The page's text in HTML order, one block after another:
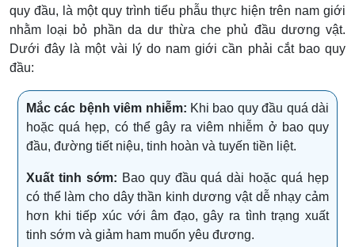
quy đầu, là một quy trình tiểu phẫu thực hiện trên nam giới
nhằm loại bỏ phần da dư thừa che phủ đầu dương vật.
Dưới đây là một vài lý do nam giới cần phải cắt bao quy
đầu:
Mắc các bệnh viêm nhiễm: Khi bao quy đầu quá dài
hoặc quá hẹp, có thể gây ra viêm nhiễm ở bao quy
đầu, đường tiết niệu, tinh hoàn và tuyến tiền liệt.
Xuất tinh sớm: Bao quy đầu quá dài hoặc quá hẹp
có thể làm cho dây thần kinh dương vật dễ nhạy cảm
hơn khi tiếp xúc với âm đạo, gây ra tình trạng xuất
tinh sớm và giảm ham muốn yêu đương.